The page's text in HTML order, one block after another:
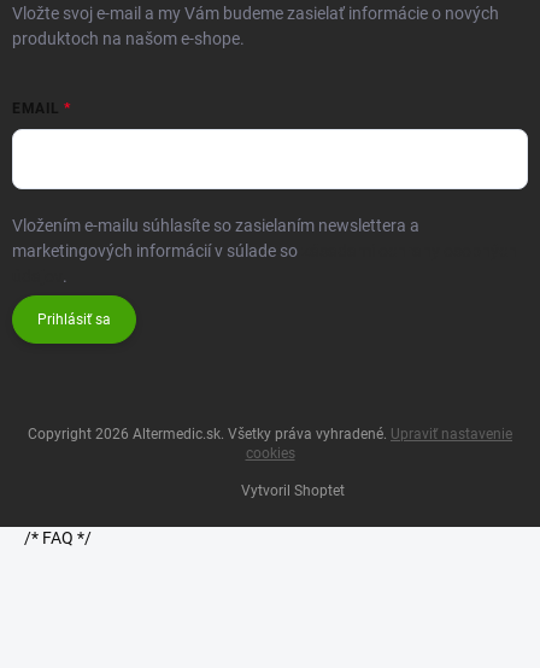
Vložte svoj e-mail a my Vám budeme zasielať informácie o nových
produktoch na našom e-shope.
EMAIL
Vložením e-mailu súhlasíte so zasielaním newslettera a
marketingových informácií v súlade so
.
Prihlásiť sa
Vytvoril Shoptet
Copyright 2026 Altermedic.sk. Všetky práva vyhradené. Upraviť nastavenie
cookies
/* FAQ */